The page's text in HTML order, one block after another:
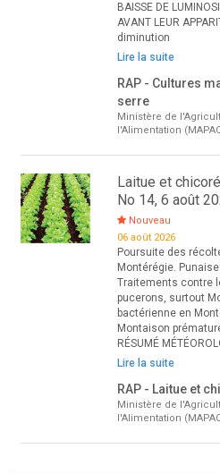
BAISSE DE
AVANT LEUR
diminution
Lire la suite
RAP - Cultures
serre
Ministère de
l'Alimentation
Laitue et
No 14, 6 août
Nouveau
06 août 2026
Poursuite des
Montérégie.
Traitements contre
pucerons, surtout
bactérienne en
Montaison
RÉSUMÉ
Lire la suite
RAP - Laitue et
Ministère de
l'Alimentation